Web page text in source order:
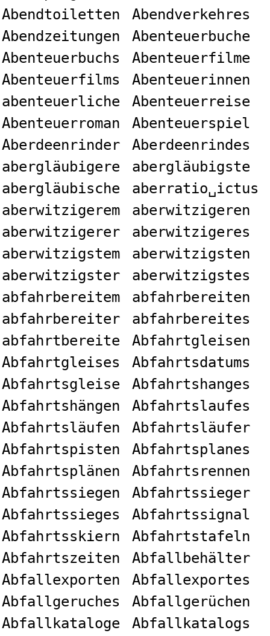
Abendtoiletten
Abendverkehres
Abendzeitungen
Abenteuerbuche
Abenteuerbuchs
Abenteuerfilme
Abenteuerfilms
Abenteuerinnen
abenteuerliche
Abenteuerreise
Abenteuerroman
Abenteuerspiel
Aberdeenrinder
Aberdeenrindes
abergläubigere
abergläubigste
abergläubische
aberratio␣ictus
aberwitzigerem
aberwitzigeren
aberwitzigerer
aberwitzigeres
aberwitzigstem
aberwitzigsten
aberwitzigster
aberwitzigstes
abfahrbereitem
abfahrbereiten
abfahrbereiter
abfahrbereites
abfahrtbereite
Abfahrtgleisen
Abfahrtgleises
Abfahrtsdatums
Abfahrtsgleise
Abfahrtshanges
Abfahrtshängen
Abfahrtslaufes
Abfahrtsläufen
Abfahrtsläufer
Abfahrtspisten
Abfahrtsplanes
Abfahrtsplänen
Abfahrtsrennen
Abfahrtssiegen
Abfahrtssieger
Abfahrtssieges
Abfahrtssignal
Abfahrtsskiern
Abfahrtstafeln
Abfahrtszeiten
Abfallbehälter
Abfallexporten
Abfallexportes
Abfallgeruches
Abfallgerüchen
Abfallkataloge
Abfallkatalogs